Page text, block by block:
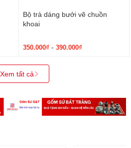
Bộ trà dáng bưởi vẽ chuồn
khoai
350.000₫ - 390.000₫
Xem tất cả